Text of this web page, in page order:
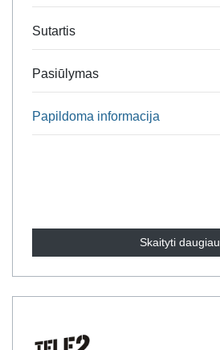
Sutartis
Pasiūlymas
Papildoma informacija
Skaityti daugiau